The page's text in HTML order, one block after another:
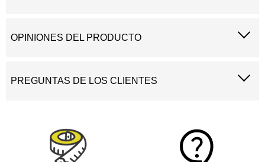
OPINIONES DEL PRODUCTO
PREGUNTAS DE LOS CLIENTES